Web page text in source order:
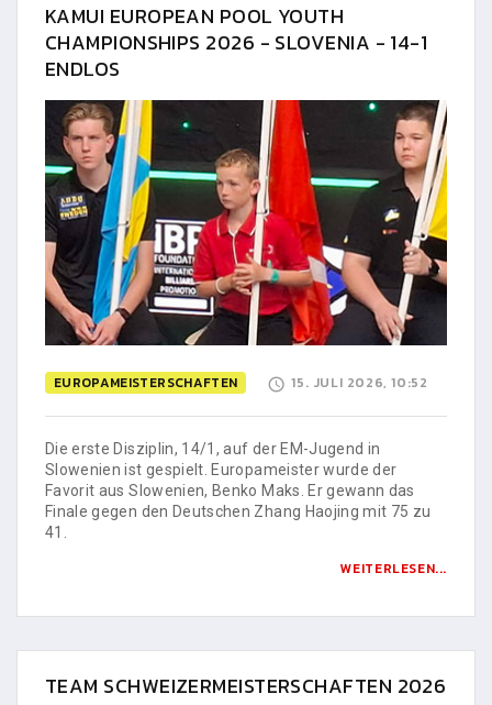
KAMUI EUROPEAN POOL YOUTH
CHAMPIONSHIPS 2026 - SLOVENIA - 14-1
ENDLOS
EUROPAMEISTERSCHAFTEN 15. JULI 2026, 10:52
Die erste Disziplin, 14/1, auf der EM-Jugend in
Slowenien ist gespielt. Europameister wurde der
Favorit aus Slowenien, Benko Maks. Er gewann das
Finale gegen den Deutschen Zhang Haojing mit 75 zu
41.
WEITERLESEN...
TEAM SCHWEIZERMEISTERSCHAFTEN 2026